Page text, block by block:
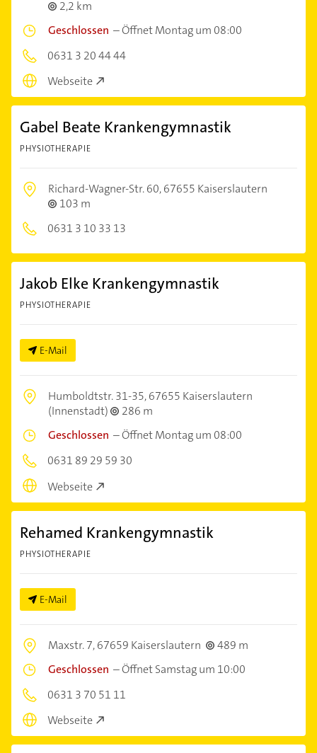
2,2 km
Geschlossen –Öffnet Montag um 08:00
0631 3 20 44 44
Webseite
Gabel Beate Krankengymnastik
PHYSIOTHERAPIE
Richard-Wagner-Str. 60,67655 Kaiserslautern
103 m
0631 3 10 33 13
Jakob Elke Krankengymnastik
PHYSIOTHERAPIE
E-Mail
Humboldtstr. 31-35,67655 Kaiserslautern
(Innenstadt)
286 m
Geschlossen –Öffnet Montag um 08:00
0631 89 29 59 30
Webseite
Rehamed Krankengymnastik
PHYSIOTHERAPIE
E-Mail
Maxstr. 7,67659 Kaiserslautern
489 m
Geschlossen –Öffnet Samstag um 10:00
0631 3 70 51 11
Webseite